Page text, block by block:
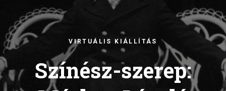
VIRTUÁLIS KIÁLLÍTÁS
Színész-szerep: